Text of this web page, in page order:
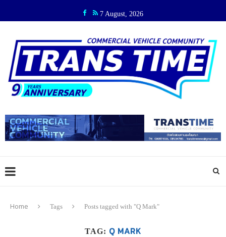
7 August, 2026
Home Tags Posts tagged with "Q Mark"
TAG: Q MARK